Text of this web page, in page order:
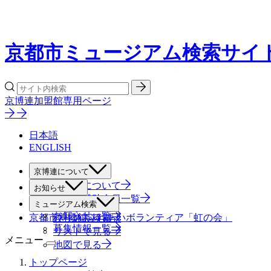
京都市ミュージアム検索サイ
京博連加盟館専用ページ
日本語
ENGLISH
京博連について
京博連について
役員・賛助会員一覧
お知らせ
すべて
お知らせ一覧
募集情報一覧
ミュージアム検索
絞り込み検索
リストで見る
地図で見る
京都市博物館ふれあいボランティア「虹の会」
メニュー
トップページ